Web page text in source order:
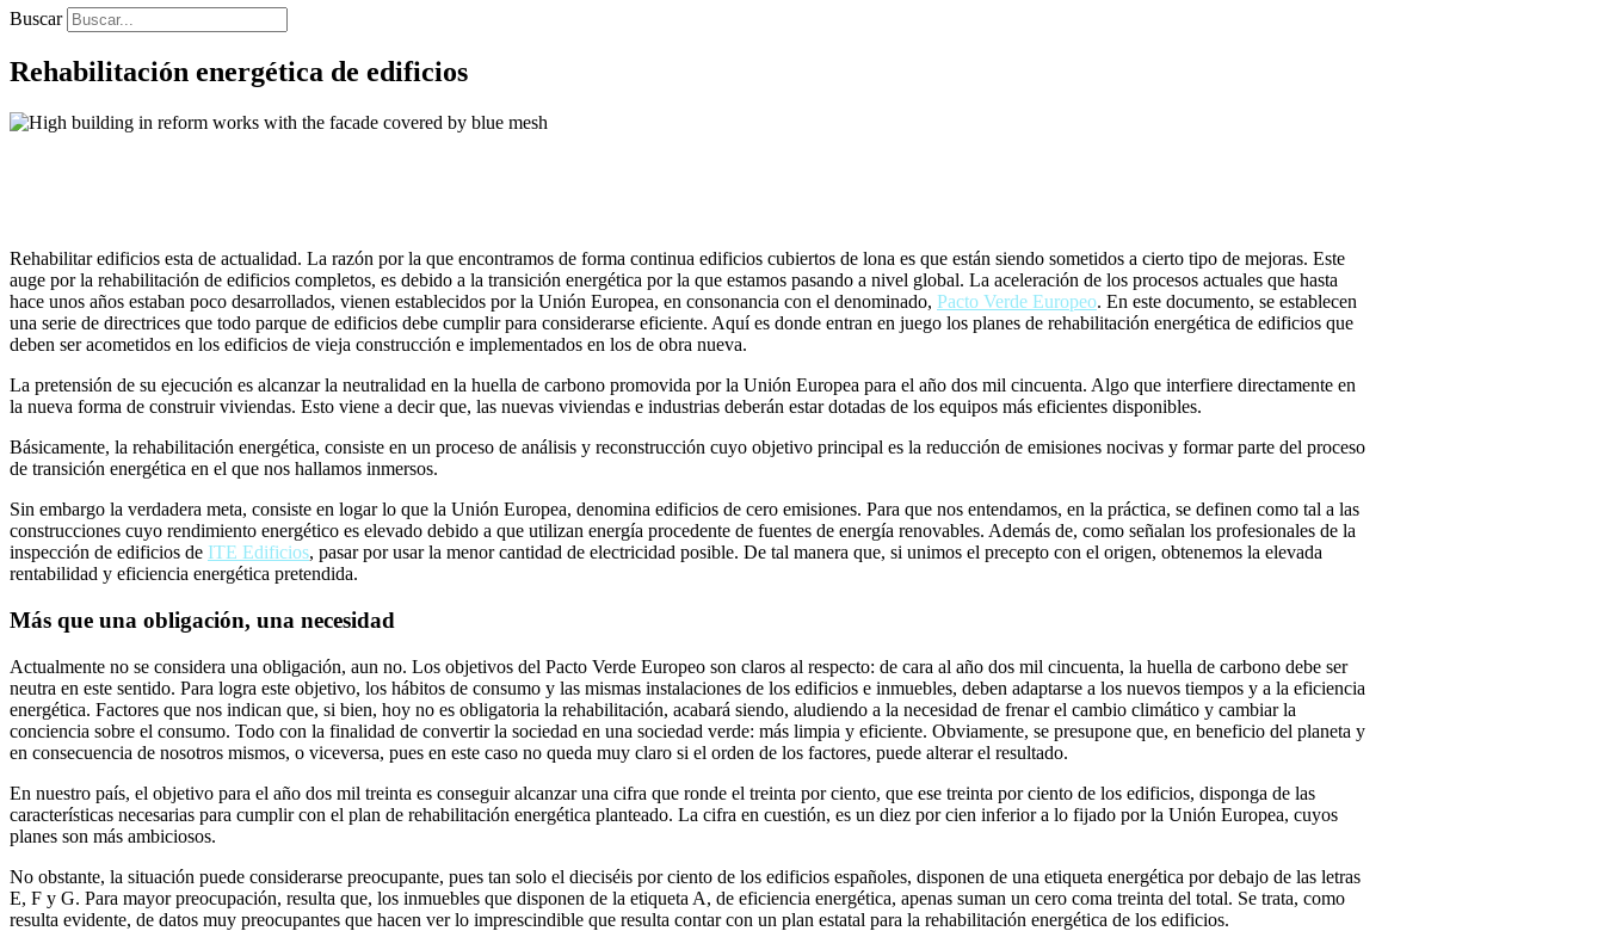
Buscar
Rehabilitación energética de edificios
Rehabilitar edificios esta de actualidad. La razón por la que encontramos de forma continua edificios cubiertos de lona es que están siendo sometidos a cierto tipo de mejoras. Este
auge por la rehabilitación de edificios completos, es debido a la transición energética por la que estamos pasando a nivel global. La aceleración de los procesos actuales que hasta
hace unos años estaban poco desarrollados, vienen establecidos por la Unión Europea, en consonancia con el denominado, Pacto Verde Europeo. En este documento, se establecen
una serie de directrices que todo parque de edificios debe cumplir para considerarse eficiente. Aquí es donde entran en juego los planes de rehabilitación energética de edificios que
deben ser acometidos en los edificios de vieja construcción e implementados en los de obra nueva.
La pretensión de su ejecución es alcanzar la neutralidad en la huella de carbono promovida por la Unión Europea para el año dos mil cincuenta. Algo que interfiere directamente en
la nueva forma de construir viviendas. Esto viene a decir que, las nuevas viviendas e industrias deberán estar dotadas de los equipos más eficientes disponibles.
Básicamente, la rehabilitación energética, consiste en un proceso de análisis y reconstrucción cuyo objetivo principal es la reducción de emisiones nocivas y formar parte del proceso
de transición energética en el que nos hallamos inmersos.
Sin embargo la verdadera meta, consiste en logar lo que la Unión Europea, denomina edificios de cero emisiones. Para que nos entendamos, en la práctica, se definen como tal a las
construcciones cuyo rendimiento energético es elevado debido a que utilizan energía procedente de fuentes de energía renovables. Además de, como señalan los profesionales de la
inspección de edificios de ITE Edificios, pasar por usar la menor cantidad de electricidad posible. De tal manera que, si unimos el precepto con el origen, obtenemos la elevada
rentabilidad y eficiencia energética pretendida.
Más que una obligación, una necesidad
Actualmente no se considera una obligación, aun no. Los objetivos del Pacto Verde Europeo son claros al respecto: de cara al año dos mil cincuenta, la huella de carbono debe ser
neutra en este sentido. Para logra este objetivo, los hábitos de consumo y las mismas instalaciones de los edificios e inmuebles, deben adaptarse a los nuevos tiempos y a la eficiencia
energética. Factores que nos indican que, si bien, hoy no es obligatoria la rehabilitación, acabará siendo, aludiendo a la necesidad de frenar el cambio climático y cambiar la
conciencia sobre el consumo. Todo con la finalidad de convertir la sociedad en una sociedad verde: más limpia y eficiente. Obviamente, se presupone que, en beneficio del planeta y
en consecuencia de nosotros mismos, o viceversa, pues en este caso no queda muy claro si el orden de los factores, puede alterar el resultado.
En nuestro país, el objetivo para el año dos mil treinta es conseguir alcanzar una cifra que ronde el treinta por ciento, que ese treinta por ciento de los edificios, disponga de las
características necesarias para cumplir con el plan de rehabilitación energética planteado. La cifra en cuestión, es un diez por cien inferior a lo fijado por la Unión Europea, cuyos
planes son más ambiciosos.
No obstante, la situación puede considerarse preocupante, pues tan solo el dieciséis por ciento de los edificios españoles, disponen de una etiqueta energética por debajo de las letras
E, F y G. Para mayor preocupación, resulta que, los inmuebles que disponen de la etiqueta A, de eficiencia energética, apenas suman un cero coma treinta del total. Se trata, como
resulta evidente, de datos muy preocupantes que hacen ver lo imprescindible que resulta contar con un plan estatal para la rehabilitación energética de los edificios.